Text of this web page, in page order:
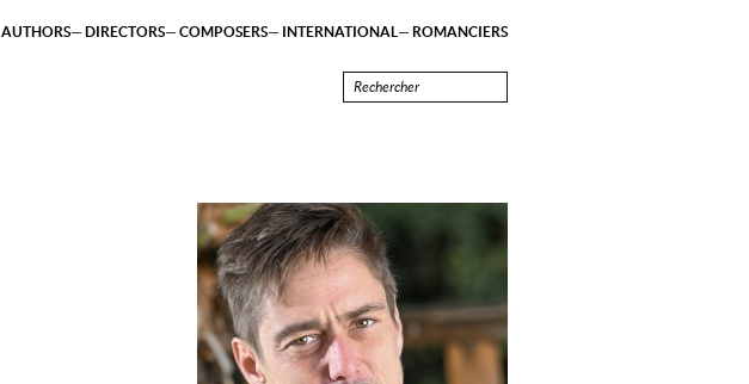
AUTHORS DIRECTORS COMPOSERS INTERNATIONAL ROMANCIERS